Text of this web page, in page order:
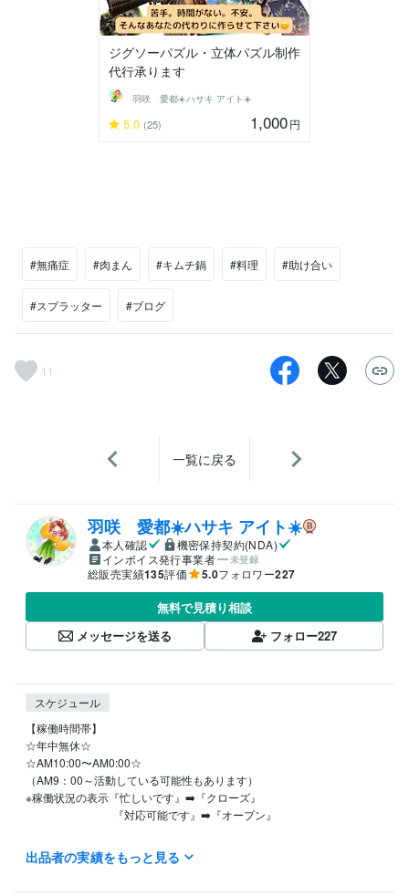
ジグソーパズル・立体パズル制作
代行承ります
羽咲 愛都☀️ハサキ アイト☀️
5.0 (25) 1,000円
#無痛症 #肉まん #キムチ鍋 #料理 #助け合い
#スプラッター #ブログ
11
一覧に戻る
羽咲 愛都☀️ハサキ アイト☀️
本人確認
機密保持契約(NDA)
インボイス発行事業者
未登録
総販売実績135評価 5.0フォロワー227
無料で見積り相談
メッセージを送る
フォロー227
スケジュール
【稼働時間帯】
☆年中無休☆
☆AM10:00〜AM0:00☆
（AM9：00～活動している可能性もあります）
※稼働状況の表示『忙しいです』➡️『クローズ』
『対応可能です』➡️『オープン』
【電話サービス】
現在、サービスを休止させて頂いております。
出品者の実績をもっと見る